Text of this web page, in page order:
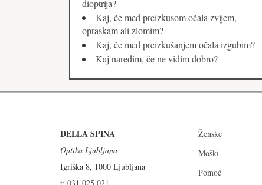
dioptrija?
Kaj, če med preizkusom očala zvijem,
opraskam ali zlomim?
Kaj, če med preizkušanjem očala izgubim?
Kaj naredim, če ne vidim dobro?
DELLA SPINA
Optika Ljubljana
Igriška 8, 1000 Ljubljana
Ženske
Moški
Pomoč